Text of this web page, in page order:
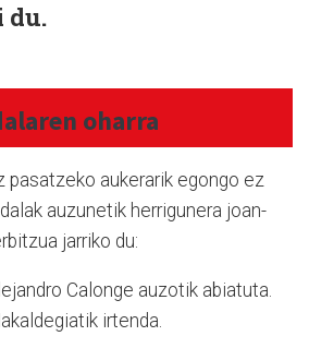
du.
oharra
pasatzeko aukerarik egongo ez
auzunetik herrigunera joan-
jarriko du:
Calonge auzotik abiatuta.
irtenda.